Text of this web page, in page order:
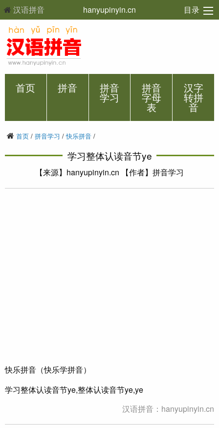
汉语拼音 hanyupinyin.cn 目录
首页 拼音 拼音
学习
拼音
字母
表
汉字
转拼
音
首页 / 拼音学习 /快乐拼音 /
学习整体认读音节ye
【来源】hanyupinyin.cn 【作者】拼音学习
快乐拼音（快乐学拼音）
学习整体认读音节ye,整体认读音节ye,ye
汉语拼音：hanyupinyin.cn